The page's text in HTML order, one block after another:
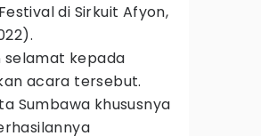
di Sirkuit Afyon,
selamat kepada
acara tersebut.
Sumbawa khususnya